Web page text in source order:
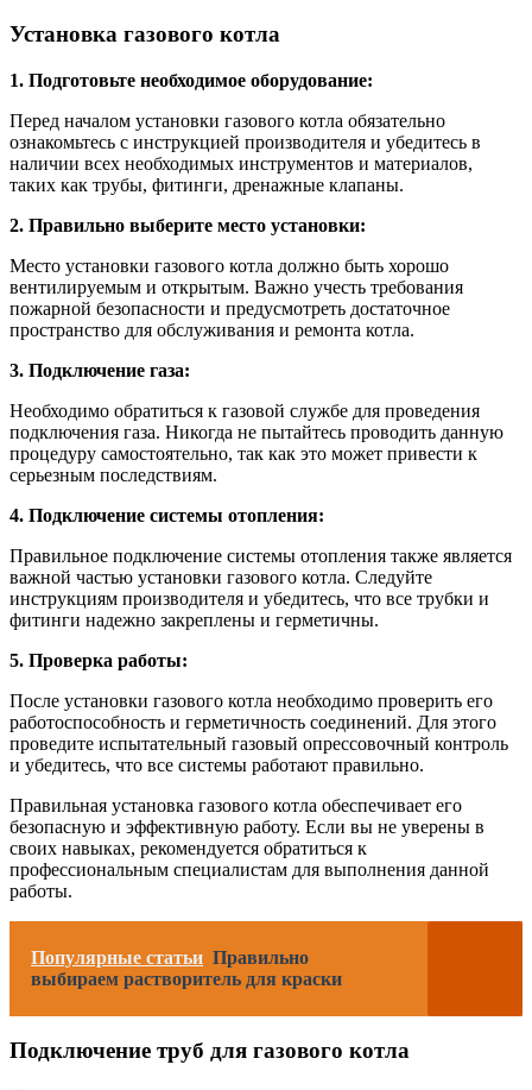
Установка газового котла
1. Подготовьте необходимое оборудование:
Перед началом установки газового котла обязательно
ознакомьтесь с инструкцией производителя и убедитесь в
наличии всех необходимых инструментов и материалов,
таких как трубы, фитинги, дренажные клапаны.
2. Правильно выберите место установки:
Место установки газового котла должно быть хорошо
вентилируемым и открытым. Важно учесть требования
пожарной безопасности и предусмотреть достаточное
пространство для обслуживания и ремонта котла.
3. Подключение газа:
Необходимо обратиться к газовой службе для проведения
подключения газа. Никогда не пытайтесь проводить данную
процедуру самостоятельно, так как это может привести к
серьезным последствиям.
4. Подключение системы отопления:
Правильное подключение системы отопления также является
важной частью установки газового котла. Следуйте
инструкциям производителя и убедитесь, что все трубки и
фитинги надежно закреплены и герметичны.
5. Проверка работы:
После установки газового котла необходимо проверить его
работоспособность и герметичность соединений. Для этого
проведите испытательный газовый опрессовочный контроль
и убедитесь, что все системы работают правильно.
Правильная установка газового котла обеспечивает его
безопасную и эффективную работу. Если вы не уверены в
своих навыках, рекомендуется обратиться к
профессиональным специалистам для выполнения данной
работы.
Популярные статьи Правильно
выбираем растворитель для краски
Подключение труб для газового котла